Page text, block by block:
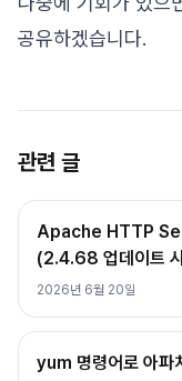
공유하겠습니다.
관련 글
Apache HTTP
(2.4.68 업데이트
2026년 6월 20일
yum 명령어로 아파